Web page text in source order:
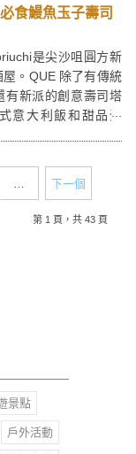
食鰻魚玉子壽司
是尖沙咀圓方新
屋。QUE 除了有傳統
有新派的創意壽司塔
意大利飯和甜品蛋
… 下一個
第 1 頁，共 43 頁
景點
戶外活動